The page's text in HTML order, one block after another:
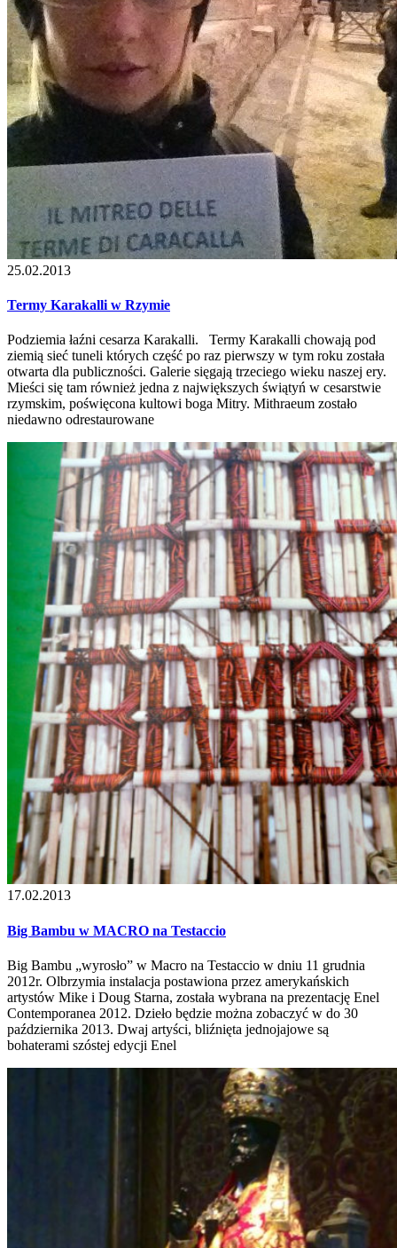
25.02.2013
Termy Karakalli w Rzymie
Podziemia łaźni cesarza Karakalli. Termy Karakalli chowają pod
ziemią sieć tuneli których część po raz pierwszy w tym roku została
otwarta dla publiczności. Galerie sięgają trzeciego wieku naszej ery.
Mieści się tam również jedna z największych świątyń w cesarstwie
rzymskim, poświęcona kultowi boga Mitry. Mithraeum zostało
niedawno odrestaurowane
17.02.2013
Big Bambu w MACRO na Testaccio
Big Bambu „wyrosło” w Macro na Testaccio w dniu 11 grudnia
2012r. Olbrzymia instalacja postawiona przez amerykańskich
artystów Mike i Doug Starna, została wybrana na prezentację Enel
Contemporanea 2012. Dzieło będzie można zobaczyć w do 30
października 2013. Dwaj artyści, bliźnięta jednojajowe są
bohaterami szóstej edycji Enel